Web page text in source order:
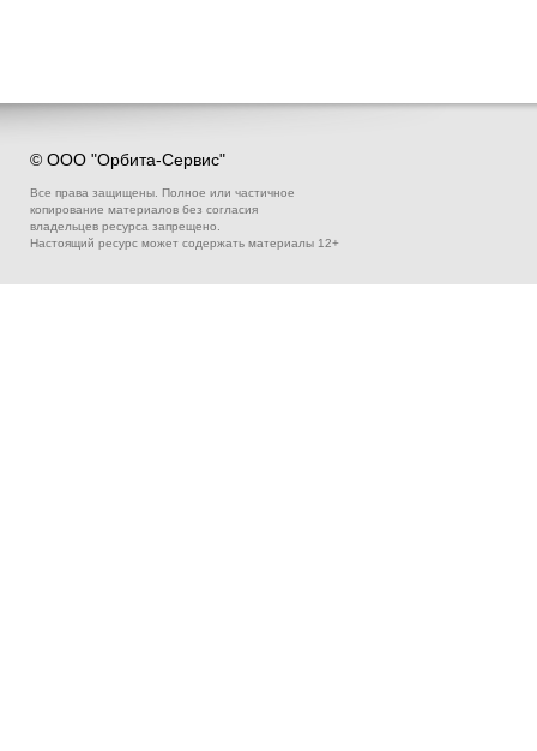
© ООО "Орбита-Сервис"
Все права защищены. Полное или частичное
копирование материалов без согласия
владельцев ресурса запрещено.
Настоящий ресурс может содержать материалы 12+